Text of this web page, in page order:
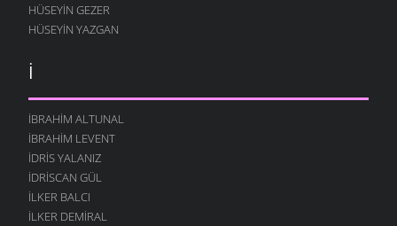
HÜSEYIN GEZER
HÜSEYIN YAZGAN
İ
İBRAHIM ALTUNAL
İBRAHIM LEVENT
İDRIS YALANIZ
IDRISCAN GÜL
İLKER BALCI
İLKER DEMIRAL